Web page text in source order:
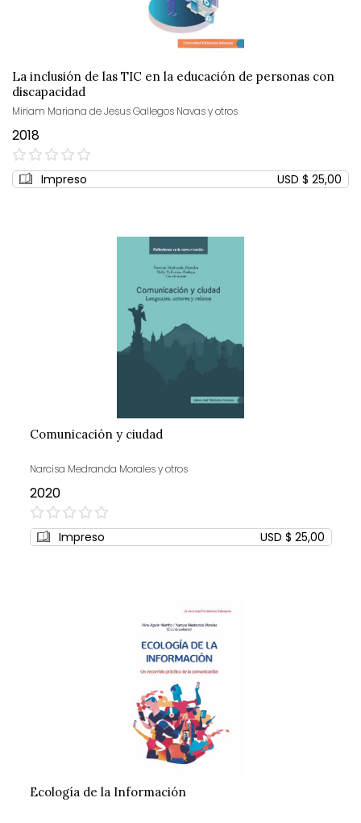
La inclusión de las TIC en la educación de personas con
discapacidad
Miriam Mariana de Jesus Gallegos Navas y otros
2018
0%
Impreso USD $ 25,00
Comunicación y ciudad
Narcisa Medranda Morales y otros
2020
0%
Impreso USD $ 25,00
Ecología de la Información